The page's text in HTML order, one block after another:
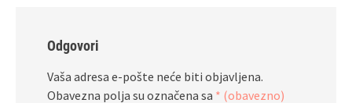
Odgovori
Vaša adresa e-pošte neće biti objavljena.
Obavezna polja su označena sa * (obavezno)